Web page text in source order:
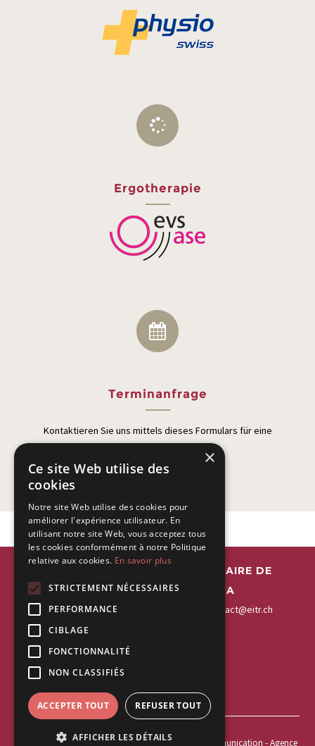
Ergotherapie
Terminanfrage
Kontaktieren Sie uns mittels dieses Formulars für eine
EITR - ESPACE INTERDISCIPLINAIRE DE
THÉRAPIES DE LA RIVIERA
+41 21 963 55 22 - contact@eitr.ch
EITR Montreux
Rue de la Gare 21
1820 Montreux
EITR Vevey
Copyright 2026 © webdesign elleM graphisme et communication - Agence
×
Ce site Web utilise des
cookies
Notre site Web utilise des cookies pour
améliorer l'expérience utilisateur. En
utilisant notre site Web, vous acceptez tous
les cookies conformément à notre Politique
relative aux cookies. En savoir plus
STRICTEMENT NÉCESSAIRES
PERFORMANCE
CIBLAGE
FONCTIONNALITÉ
NON CLASSIFIÉS
ACCEPTER TOUT REFUSER TOUT
AFFICHER LES DÉTAILS